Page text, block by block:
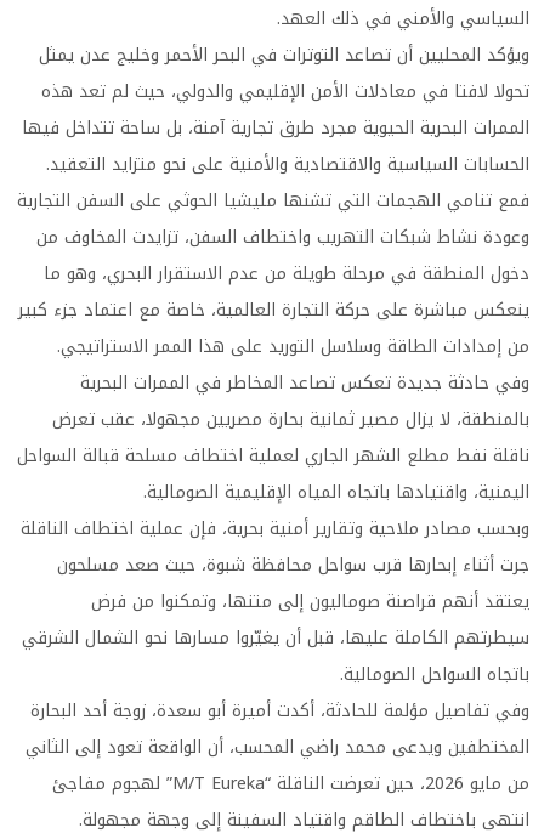
السياسي والأمني في ذلك العهد.
ويؤكد المحليين أن تصاعد التوترات في البحر الأحمر وخليج عدن يمثل
تحولا لافتا في معادلات الأمن الإقليمي والدولي، حيث لم تعد هذه
الممرات البحرية الحيوية مجرد طرق تجارية آمنة، بل ساحة تتداخل فيها
الحسابات السياسية والاقتصادية والأمنية على نحو متزايد التعقيد.
فمع تنامي الهجمات التي تشنها مليشيا الحوثي على السفن التجارية
وعودة نشاط شبكات التهريب واختطاف السفن، تزايدت المخاوف من
دخول المنطقة في مرحلة طويلة من عدم الاستقرار البحري، وهو ما
ينعكس مباشرة على حركة التجارة العالمية، خاصة مع اعتماد جزء كبير
من إمدادات الطاقة وسلاسل التوريد على هذا الممر الاستراتيجي.
وفي حادثة جديدة تعكس تصاعد المخاطر في الممرات البحرية
بالمنطقة، لا يزال مصير ثمانية بحارة مصريين مجهولا، عقب تعرض
ناقلة نفط مطلع الشهر الجاري لعملية اختطاف مسلحة قبالة السواحل
اليمنية، واقتيادها باتجاه المياه الإقليمية الصومالية.
وبحسب مصادر ملاحية وتقارير أمنية بحرية، فإن عملية اختطاف الناقلة
جرت أثناء إبحارها قرب سواحل محافظة شبوة، حيث صعد مسلحون
يعتقد أنهم قراصنة صوماليون إلى متنها، وتمكنوا من فرض
سيطرتهم الكاملة عليها، قبل أن يغيّروا مسارها نحو الشمال الشرقي
باتجاه السواحل الصومالية.
وفي تفاصيل مؤلمة للحادثة، أكدت أميرة أبو سعدة، زوجة أحد البحارة
المختطفين ويدعى محمد راضي المحسب، أن الواقعة تعود إلى الثاني
من مايو 2026، حين تعرضت الناقلة “M/T Eureka” لهجوم مفاجئ
انتهى باختطاف الطاقم واقتياد السفينة إلى وجهة مجهولة.